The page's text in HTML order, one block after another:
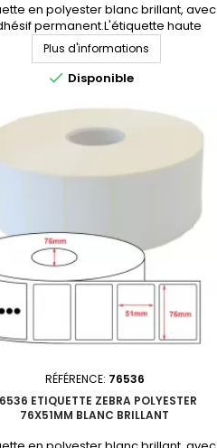
en polyester blanc brillant, avec
permanent.L'étiquette haute
par excellence. Format :
: polyester Adhésif :
permanentNbre étiq/rouleau :
6360Perforation entre étiquettes :
du mandrin : 76mmQuantité
: 6 rouleauxProduit non tenu en
Consultez-nous pour un devis
Plus d'informations
 Disponible
RÉFÉRENCE: 76536
ETIQUETTE ZEBRA POLYESTER
76X51MM BLANC BRILLANT